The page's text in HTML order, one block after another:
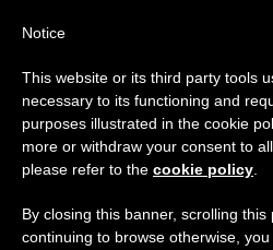
Aviso importante
Del 27 de julio al 7 de
anual, aprovechando que en
se generan menos
Notice
This website or its third party tools
necessary to its functioning and
purposes illustrated in the cookie
more or withdraw your consent to
please refer to the cookie policy
By closing this banner, scrolling
continuing to browse otherwise,